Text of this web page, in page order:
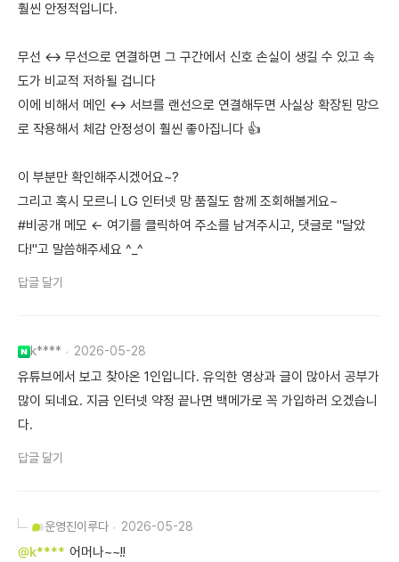
훨씬 안정적입니다.
무선 ↔ 무선으로 연결하면 그 구간에서 신호 손실이 생길 수 있고 속
도가 비교적 저하될 겁니다
이에 비해서 메인 ↔ 서브를 랜선으로 연결해두면 사실상 확장된 망으
로 작용해서 체감 안정성이 훨씬 좋아집니다 👍
이 부분만 확인해주시겠어요~?
그리고 혹시 모르니 LG 인터넷 망 품질도 함께 조회해볼게요~
#비공개 메모 ← 여기를 클릭하여 주소를 남겨주시고, 댓글로 "달았
다!"고 말씀해주세요 ^_^
답글 달기
k**** 2026-05-28
유튜브에서 보고 찾아온 1인입니다. 유익한 영상과 글이 많아서 공부가
많이 되네요. 지금 인터넷 약정 끝나면 백메가로 꼭 가입하러 오겠습니
다.
답글 달기
운영진이루다 2026-05-28
@k**** 어머나~~!!